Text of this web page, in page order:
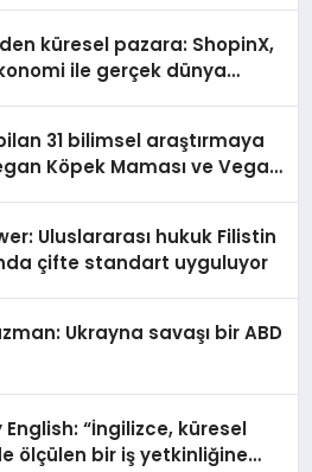
küresel pazara: ShopinX,
ile gerçek dünya
31 bilimsel araştırmaya
Köpek Maması ve Vegan
Uluslararası hukuk Filistin
çifte standart uyguluyor
Ukrayna savaşı bir ABD
English: “İngilizce, küresel
ölçülen bir iş yetkinliğine